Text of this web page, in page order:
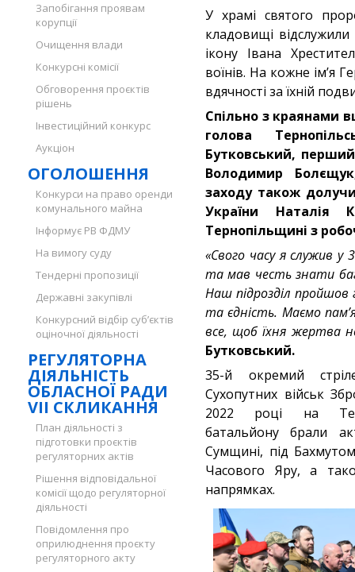
Запобігання проявам
корупції
Очищення влади
Конкурсні комісії
Обговорення проєктів
рішень
Інвестиційний конкурс
Аукціон
ОГОЛОШЕННЯ
Конкурси на право оренди
комунального майна
Інформує РВ ФДМУ
На вимогу суду
Тендерні пропозиції
Державні закупівлі
Конкурсний відбір суб’єктів
оціночної діяльності
РЕГУЛЯТОРНА
ДІЯЛЬНІСТЬ
ОБЛАСНОЇ РАДИ
VII СКЛИКАННЯ
План діяльності з
підготовки проєктів
регуляторних актів
Рішення відповідальної
комісії щодо регуляторної
діяльності
Повідомлення про
оприлюднення проєкту
регуляторного акту
У храмі святого
кладовищі відслужили
ікону Івана
воїнів. На кожне ім’я
вдячності за їхній
Спільно з краянами
голова
Бутковський,
Володимир
заходу також
України Наталія
Тернопільщині з
«Свого часу я служив у
та мав честь знати
Наш підрозділ пройшов
та єдність. Маємо
все, щоб їхня жертва
Бутковський.
35-й окремий
Сухопутних військ
2022 році на
батальйону брали
Сумщині, під
Часового Яру, а
напрямках.